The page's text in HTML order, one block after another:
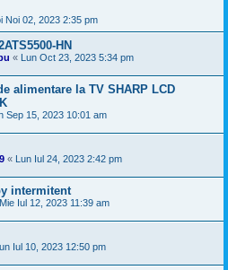
Noi 02, 2023 2:35 pm
HN
« Lun Oct 23, 2023 5:34 pm
alimentare la TV SHARP LCD
Sep 15, 2023 10:01 am
« Lun Iul 24, 2023 2:42 pm
intermitent
Mie Iul 12, 2023 11:39 am
Iul 10, 2023 12:50 pm